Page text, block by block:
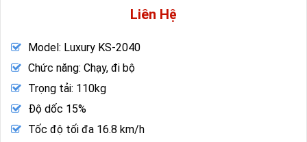
Liên Hệ
Model: Luxury KS-2040
Chức năng: Chạy, đi bộ
Trọng tải: 110kg
Độ dốc 15%
Tốc độ tối đa 16.8 km/h